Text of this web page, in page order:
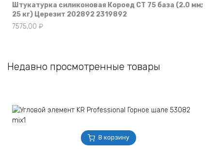
Штукатурка силиконовая Короед CT 75 база (2.0 мм;
25 кг) Церезит 202892 2319892
7575,00 ₽
Недавно просмотренные товары
В корзину